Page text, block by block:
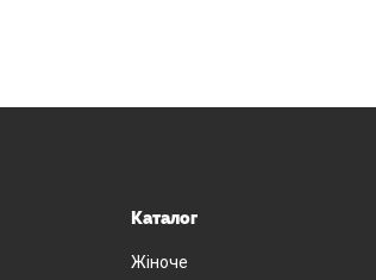
Каталог
Жіноче